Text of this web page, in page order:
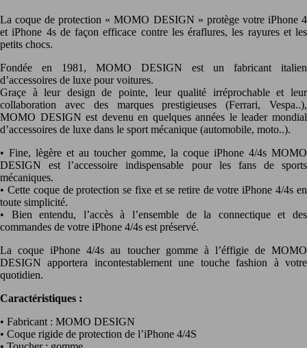
La coque de protection « MOMO DESIGN » protège votre iPhone 4
et iPhone 4s de façon efficace contre les éraflures, les rayures et les
petits chocs.
Fondée en 1981, MOMO DESIGN est un fabricant italien
d’accessoires de luxe pour voitures.
Graçe à leur design de pointe, leur qualité irréprochable et leur
collaboration avec des marques prestigieuses (Ferrari, Vespa..),
MOMO DESIGN est devenu en quelques années le leader mondial
d’accessoires de luxe dans le sport mécanique (automobile, moto..).
• Fine, lègère et au toucher gomme, la coque iPhone 4/4s MOMO
DESIGN est l’accessoire indispensable pour les fans de sports
mécaniques.
• Cette coque de protection se fixe et se retire de votre iPhone 4/4s en
toute simplicité.
• Bien entendu, l’accès à l’ensemble de la connectique et des
commandes de votre iPhone 4/4s est préservé.
La coque iPhone 4/4s au toucher gomme à l’éffigie de MOMO
DESIGN apportera incontestablement une touche fashion à votre
quotidien.
Caractéristiques :
• Fabricant : MOMO DESIGN
• Coque rigide de protection de l’iPhone 4/4S